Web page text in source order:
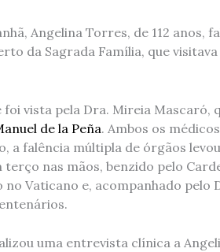
Angelina Torres, de 112 anos,
da Sagrada Família, que
vista pela Dra. Mireia Mascaró,
de la Peña. Ambos os
a falência múltipla de órgãos
nas mãos, benzido pelo
Vaticano e, acompanhado pelo
uma entrevista clínica a